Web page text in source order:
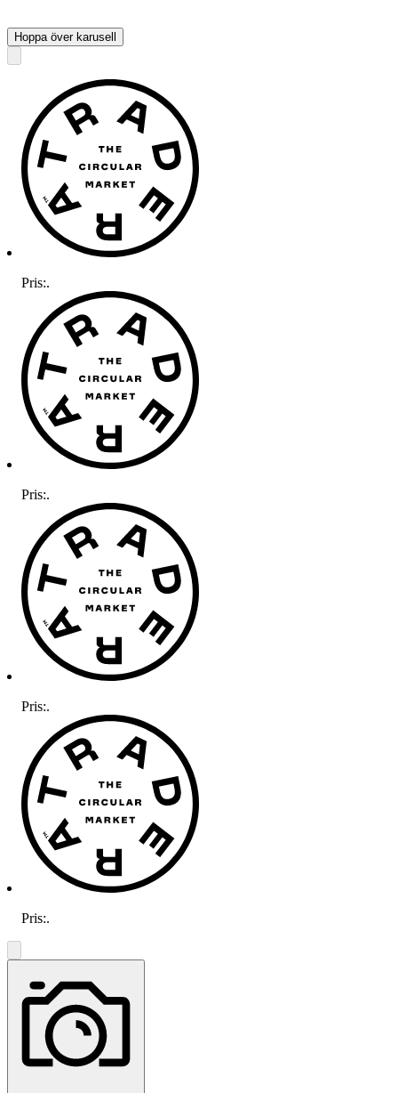
Hoppa över karusell
Pris:.
Pris:.
Pris:.
Pris:.